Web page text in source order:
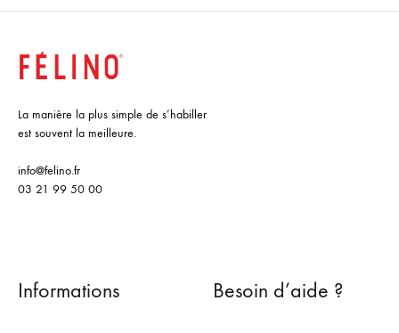
La manière la plus simple de s’habiller
est souvent la meilleure.
info@felino.fr
03 21 99 50 00
Informations Besoin d’aide ?